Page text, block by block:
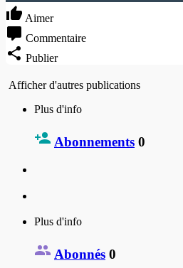
Aimer
Commentaire
Publier
Afficher d'autres publications
Plus d'info
Abonnements 0
Plus d'info
Abonnés 0